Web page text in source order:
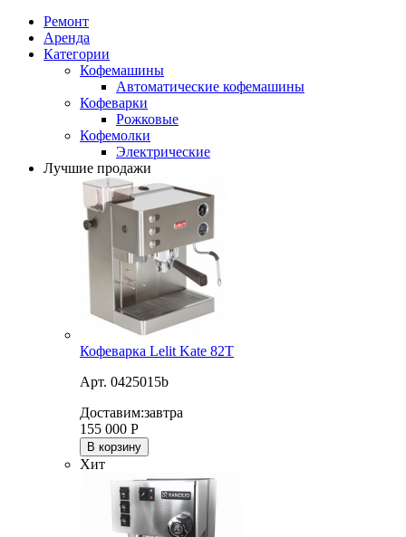
Ремонт
Аренда
Категории
Кофемашины
Автоматические кофемашины
Кофеварки
Рожковые
Кофемолки
Электрические
Лучшие продажи
Кофеварка Lelit Kate 82T
Арт. 0425015b
Доставим:завтра
155 000 Р
В корзину
Хит